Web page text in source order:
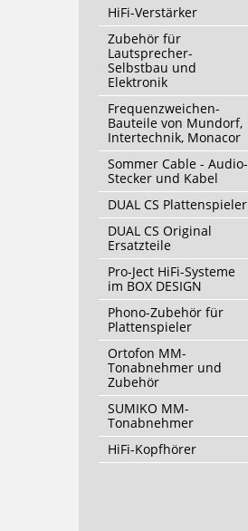
HiFi-Verstärker
Zubehör für
Lautsprecher-
Selbstbau und
Elektronik
Frequenzweichen-
Bauteile von Mundorf,
Intertechnik, Monacor
Sommer Cable - Audio-
Stecker und Kabel
DUAL CS Plattenspieler
DUAL CS Original
Ersatzteile
Pro-Ject HiFi-Systeme
im BOX DESIGN
Phono-Zubehör für
Plattenspieler
Ortofon MM-
Tonabnehmer und
Zubehör
SUMIKO MM-
Tonabnehmer
HiFi-Kopfhörer